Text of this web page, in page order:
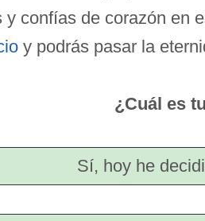
y confías de corazón en
y podrás pasar la
¿Cuál es
Sí, hoy he